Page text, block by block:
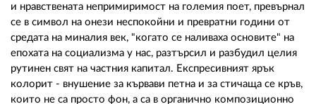
и нравствената непримиримост на големия поет, превърнал
се в символ на онези неспокойни и превратни години от
средата на миналия век, "когато се наливаха основите" на
епохата на социализма у нас, разтърсил и разбудил целия
рутинен свят на частния капитал. Експресивният ярък
колорит - внушение за кървави петна и за стичаща се кръв,
които не са просто фон, а са в органично композиционно